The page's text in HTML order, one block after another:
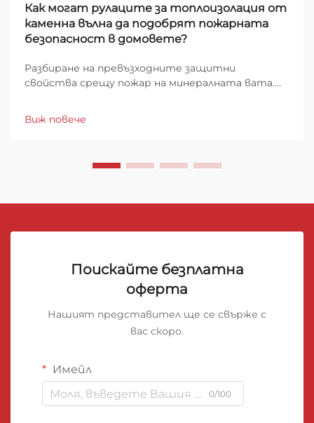
Как могат рулаците за топлоизолация от
каменна вълна да подобрят пожарната
безопасност в домовете?
Разбиране на превъзходните защитни
свойства срещу пожар на минералната вата.
от пожарни опасности, изборът на изолационен
материал играе ключова роля за общата
Виж повече
Поискайте безплатна
оферта
Нашият представител ще се свърже с
вас скоро.
Имейл
0/100